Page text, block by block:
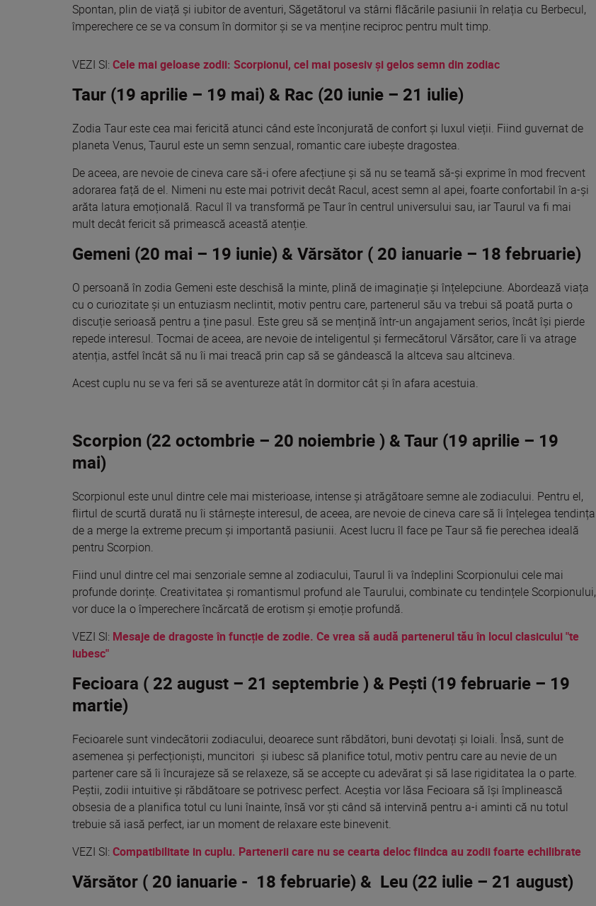
Spontan, plin de viață și iubitor de aventuri, Săgetătorul va stârni flăcările pasiunii în relația cu Berbecul,
împerechere ce se va consum în dormitor și se va menține reciproc pentru mult timp.
VEZI SI: Cele mai geloase zodii: Scorpionul, cel mai posesiv și gelos semn din zodiac
Taur (19 aprilie – 19 mai) & Rac (20 iunie – 21 iulie)
Zodia Taur este cea mai fericită atunci când este înconjurată de confort și luxul vieții. Fiind guvernat de
planeta Venus, Taurul este un semn senzual, romantic care iubește dragostea.
De aceea, are nevoie de cineva care să-i ofere afecțiune și să nu se teamă să-și exprime în mod frecvent
adorarea față de el. Nimeni nu este mai potrivit decât Racul, acest semn al apei, foarte confortabil în a-și
arăta latura emoțională. Racul îl va transformă pe Taur în centrul universului sau, iar Taurul va fi mai
mult decât fericit să primească această atenție.
Gemeni (20 mai – 19 iunie) & Vărsător ( 20 ianuarie – 18 februarie)
O persoană în zodia Gemeni este deschisă la minte, plină de imaginație și înțelepciune. Abordează viața
cu o curiozitate și un entuziasm neclintit, motiv pentru care, partenerul său va trebui să poată purta o
discuție serioasă pentru a ține pasul. Este greu să se mențină într-un angajament serios, încât își pierde
repede interesul. Tocmai de aceea, are nevoie de inteligentul și fermecătorul Vărsător, care îi va atrage
atenția, astfel încât să nu îi mai treacă prin cap să se gândească la altceva sau altcineva.
Acest cuplu nu se va feri să se aventureze atât în dormitor cât și în afara acestuia.
Scorpion (22 octombrie – 20 noiembrie ) & Taur (19 aprilie – 19
mai)
Scorpionul este unul dintre cele mai misterioase, intense și atrăgătoare semne ale zodiacului. Pentru el,
flirtul de scurtă durată nu îi stârnește interesul, de aceea, are nevoie de cineva care să îi înțelegea tendința
de a merge la extreme precum și importantă pasiunii. Acest lucru îl face pe Taur să fie perechea ideală
pentru Scorpion.
Fiind unul dintre cel mai senzoriale semne al zodiacului, Taurul îi va îndeplini Scorpionului cele mai
profunde dorințe. Creativitatea și romantismul profund ale Taurului, combinate cu tendințele Scorpionului,
vor duce la o împerechere încărcată de erotism și emoție profundă.
VEZI SI: Mesaje de dragosteîn funcțiede zodie. Ce vrea să audă partenerultău în locul clasicului "te
iubesc"
Fecioara ( 22 august – 21 septembrie ) & Pești (19 februarie – 19
martie)
Fecioarele sunt vindecătorii zodiacului, deoarece sunt răbdători, buni devotați și loiali. Însă, sunt de
asemenea și perfecționiști, muncitori și iubesc să planifice totul, motiv pentru care au nevie de un
partener care să îi încurajeze să se relaxeze, să se accepte cu adevărat și să lase rigiditatea la o parte.
Peștii, zodii intuitive și răbdătoare se potrivesc perfect. Aceștia vor lăsa Fecioara să își împlinească
obsesia de a planifica totul cu luni înainte, însă vor ști când să intervină pentru a-i aminti că nu totul
trebuie să iasă perfect, iar un moment de relaxare este binevenit.
VEZI SI: Compatibilitate in cuplu. Partenerii care nu se cearta deloc fiindca au zodii foarte echilibrate
Vărsător ( 20 ianuarie - 18 februarie) & Leu (22 iulie – 21 august)